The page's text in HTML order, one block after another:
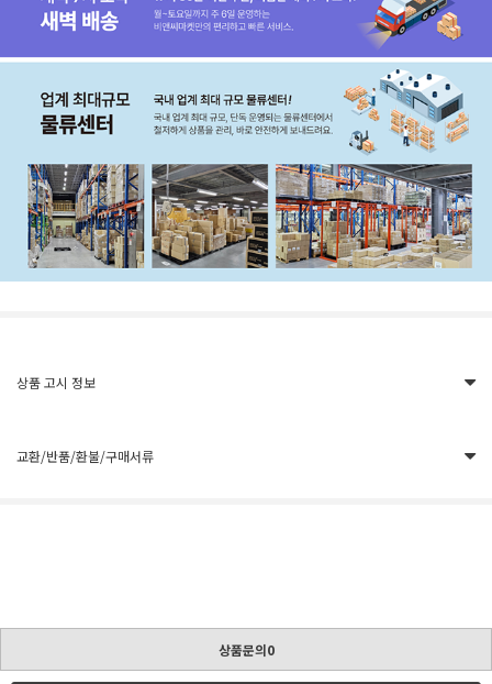
상품 고시 정보
교환/반품/환불/구매서류
상품문의0